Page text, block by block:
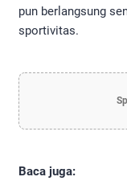
pun berlangsung
sportivitas.
Baca juga: